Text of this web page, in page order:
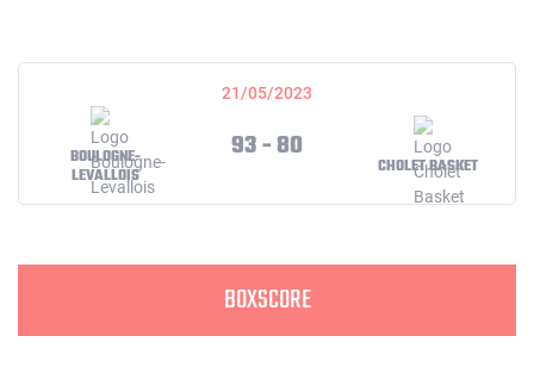
21/05/2023
BOULOGNE-
LEVALLOIS
93 - 80
CHOLET BASKET
BOXSCORE